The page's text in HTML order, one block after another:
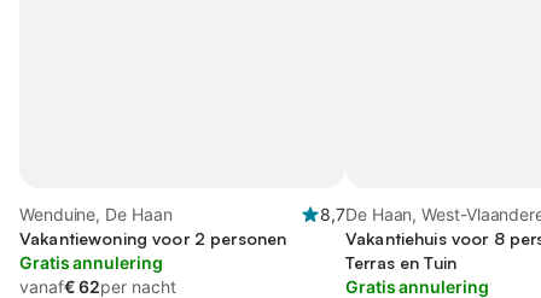
Wenduine, De Haan
8,7
Vakantiewoning voor 2 personen
Gratis annulering
vanaf€ 62per nacht
De Haan, West-
Vakantiehuis voor 8
Terras en Tuin
Gratis annulering